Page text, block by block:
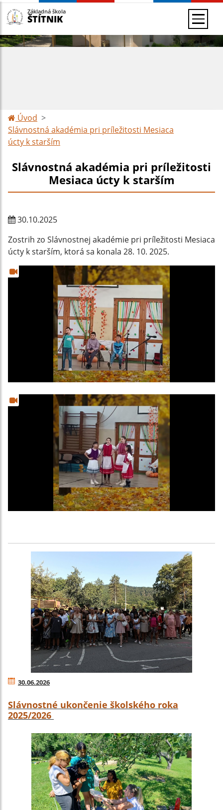
Základná škola
ŠTÍTNIK
Úvod
Slávnostná akadémia pri príležitosti Mesiaca
úcty k starším
Slávnostná akadémia pri príležitosti
Mesiaca úcty k starším
30.10.2025
Zostrih zo Slávnostnej akadémie pri príležitosti Mesiaca
úcty k starším, ktorá sa konala 28. 10. 2025.
30.06.2026
Slávnostné ukončenie školského roka
2025/2026